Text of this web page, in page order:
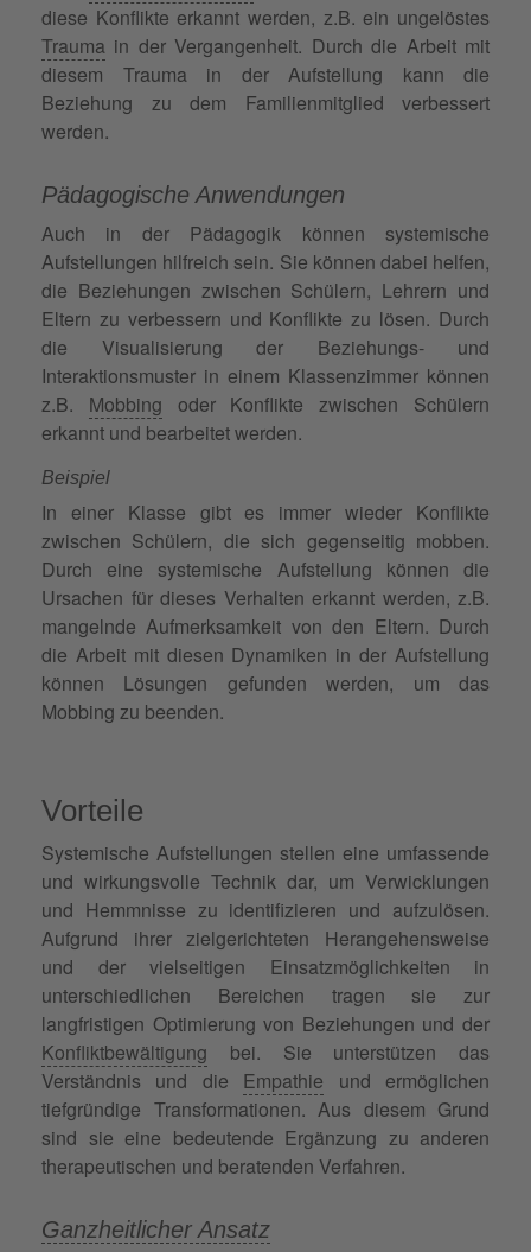
diese Konflikte erkannt werden, z.B. ein ungelöstes
Trauma in der Vergangenheit. Durch die Arbeit mit
diesem Trauma in der Aufstellung kann die
Beziehung zu dem Familienmitglied verbessert
werden.
Pädagogische Anwendungen
Auch in der Pädagogik können systemische
Aufstellungen hilfreich sein. Sie können dabei helfen,
die Beziehungen zwischen Schülern, Lehrern und
Eltern zu verbessern und Konflikte zu lösen. Durch
die Visualisierung der Beziehungs- und
Interaktionsmuster in einem Klassenzimmer können
z.B. Mobbing oder Konflikte zwischen Schülern
erkannt und bearbeitet werden.
Beispiel
In einer Klasse gibt es immer wieder Konflikte
zwischen Schülern, die sich gegenseitig mobben.
Durch eine systemische Aufstellung können die
Ursachen für dieses Verhalten erkannt werden, z.B.
mangelnde Aufmerksamkeit von den Eltern. Durch
die Arbeit mit diesen Dynamiken in der Aufstellung
können Lösungen gefunden werden, um das
Mobbing zu beenden.
Vorteile
Systemische Aufstellungen stellen eine umfassende
und wirkungsvolle Technik dar, um Verwicklungen
und Hemmnisse zu identifizieren und aufzulösen.
Aufgrund ihrer zielgerichteten Herangehensweise
und der vielseitigen Einsatzmöglichkeiten in
unterschiedlichen Bereichen tragen sie zur
langfristigen Optimierung von Beziehungen und der
Konfliktbewältigung bei. Sie unterstützen das
Verständnis und die Empathie und ermöglichen
tiefgründige Transformationen. Aus diesem Grund
sind sie eine bedeutende Ergänzung zu anderen
therapeutischen und beratenden Verfahren.
Ganzheitlicher Ansatz